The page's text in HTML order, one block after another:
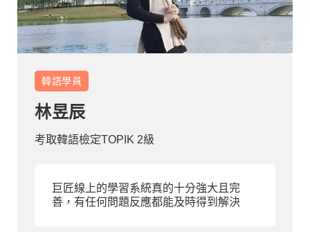
企業客戶
就業輔導
部落格
韓語學員
林昱辰
考取韓語檢定TOPIK 2級
巨匠線上的學習系統真的十分強大且完
善，有任何問題反應都能及時得到解決